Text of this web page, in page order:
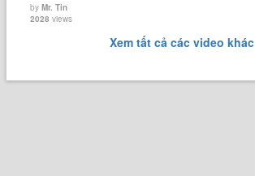
byMr. Tin
2028 views
Xem tất cả các video khác